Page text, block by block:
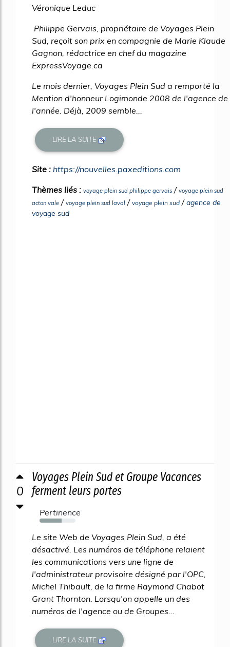
Véronique Leduc
Philippe Gervais, propriétaire de Voyages Plein
Sud, reçoit son prix en compagnie de Marie Klaude
Gagnon, rédactrice en chef du magazine
ExpressVoyage.ca
Le mois dernier, Voyages Plein Sud a remporté la
Mention d'honneur Logimonde 2008 de l'agence de
l'année. Déjà, 2009 semble...
LIRE LA SUITE
Site : https://nouvelles.paxeditions.com
Thèmes liés : voyage plein sud philippe gervais / voyage plein sud
acton vale / voyage plein sud laval / voyage plein sud /agence de
voyage sud
0
Voyages Plein Sud et Groupe Vacances
ferment leurs portes
Pertinence
61%
Le site Web de Voyages Plein Sud, a été
désactivé. Les numéros de téléphone relaient
les communications vers une ligne de
l'administrateur provisoire désigné par l'OPC,
Michel Thibault, de la firme Raymond Chabot
Grant Thornton. Lorsqu'on appelle un des
numéros de l'agence ou de Groupes...
LIRE LA SUITE